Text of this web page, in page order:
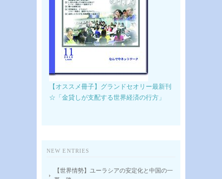
【オススメ冊子】グランドセオリー最新刊
☆「金貸しが支配する世界経済の行方」
NEW ENTRIES
【世界情勢】ユーラシアの安定化と中国の一